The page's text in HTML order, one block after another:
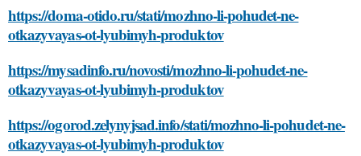
https://doma-otido.ru/stati/mozhno-li-pohudet-ne-
otkazyvayas-ot-lyubimyh-produktov
https://mysadinfo.ru/novosti/mozhno-li-pohudet-ne-
otkazyvayas-ot-lyubimyh-produktov
https://ogorod.zelynyjsad.info/stati/mozhno-li-pohudet-ne-
otkazyvayas-ot-lyubimyh-produktov